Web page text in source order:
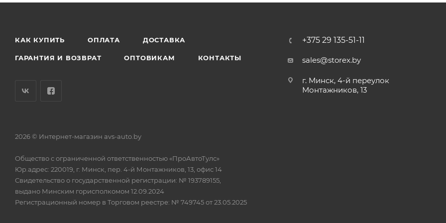
КАК КУПИТЬ ОПЛАТА ДОСТАВКА
ГАРАНТИЯ И ВОЗВРАТ ОПТОВИКАМ КОНТАКТЫ
+375 29 135-51-11
sales@storex.by
г. Минск, 4-й переулок
Монтажников, 13
2026 © Интернет-магазин avs-auto.by
Общество с ограниченной ответственностью «ПроАвтоТулс»
Юр.адрес: 220019, г. Минск, пер. 4-й Монтажников, 13, офис 14
Свидетельство о государственной регистрации: № 193789155,
выдано Минским горисполкомом 12.09.2024
Регистрационный номер в Торговом реестре: № 749745 от 23.05.2025